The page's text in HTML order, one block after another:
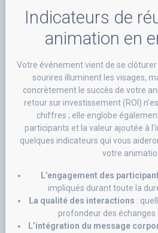
Indicateurs de
animation en
Votre événement vient de se
sourires illuminent les visages,
concrètement le succès de votre
retour sur investissement (ROI)
chiffres ; elle englobe
participants et la valeur ajoutée à
quelques indicateurs qui vous
votre
L’engagement des
impliqués durant toute la
La qualité des interactions :
profondeur des échanges
L’intégration du message